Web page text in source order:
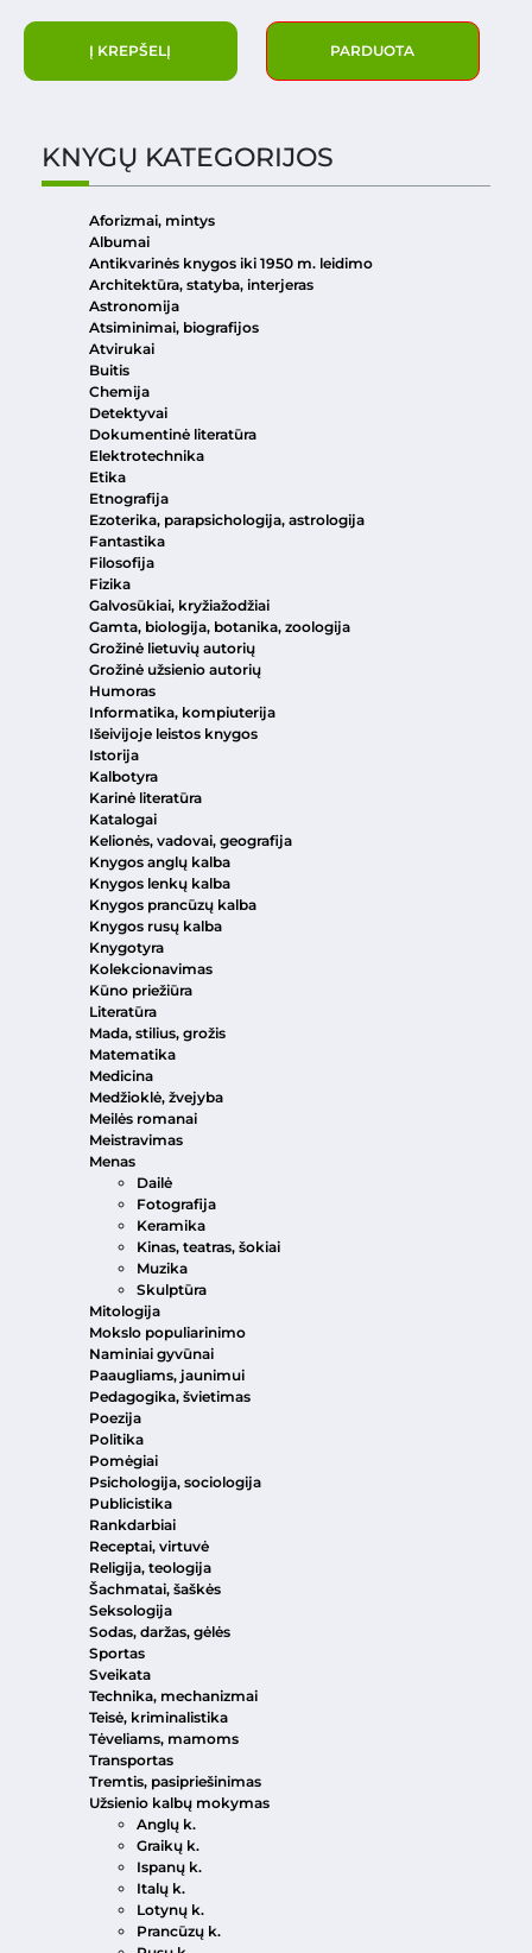
Į KREPŠELĮ PARDUOTA
KNYGŲ KATEGORIJOS
Aforizmai, mintys
Albumai
Antikvarinės knygos iki 1950 m. leidimo
Architektūra, statyba, interjeras
Astronomija
Atsiminimai, biografijos
Atvirukai
Buitis
Chemija
Detektyvai
Dokumentinė literatūra
Elektrotechnika
Etika
Etnografija
Ezoterika, parapsichologija, astrologija
Fantastika
Filosofija
Fizika
Galvosūkiai, kryžiažodžiai
Gamta, biologija, botanika, zoologija
Grožinė lietuvių autorių
Grožinė užsienio autorių
Humoras
Informatika, kompiuterija
Išeivijoje leistos knygos
Istorija
Kalbotyra
Karinė literatūra
Katalogai
Kelionės, vadovai, geografija
Knygos anglų kalba
Knygos lenkų kalba
Knygos prancūzų kalba
Knygos rusų kalba
Knygotyra
Kolekcionavimas
Kūno priežiūra
Literatūra
Mada, stilius, grožis
Matematika
Medicina
Medžioklė, žvejyba
Meilės romanai
Meistravimas
Menas
Dailė
Fotografija
Keramika
Kinas, teatras, šokiai
Muzika
Skulptūra
Mitologija
Mokslo populiarinimo
Naminiai gyvūnai
Paaugliams, jaunimui
Pedagogika, švietimas
Poezija
Politika
Pomėgiai
Psichologija, sociologija
Publicistika
Rankdarbiai
Receptai, virtuvė
Religija, teologija
Šachmatai, šaškės
Seksologija
Sodas, daržas, gėlės
Sportas
Sveikata
Technika, mechanizmai
Teisė, kriminalistika
Tėveliams, mamoms
Transportas
Tremtis, pasipriešinimas
Užsienio kalbų mokymas
Anglų k.
Graikų k.
Ispanų k.
Italų k.
Lotynų k.
Prancūzų k.